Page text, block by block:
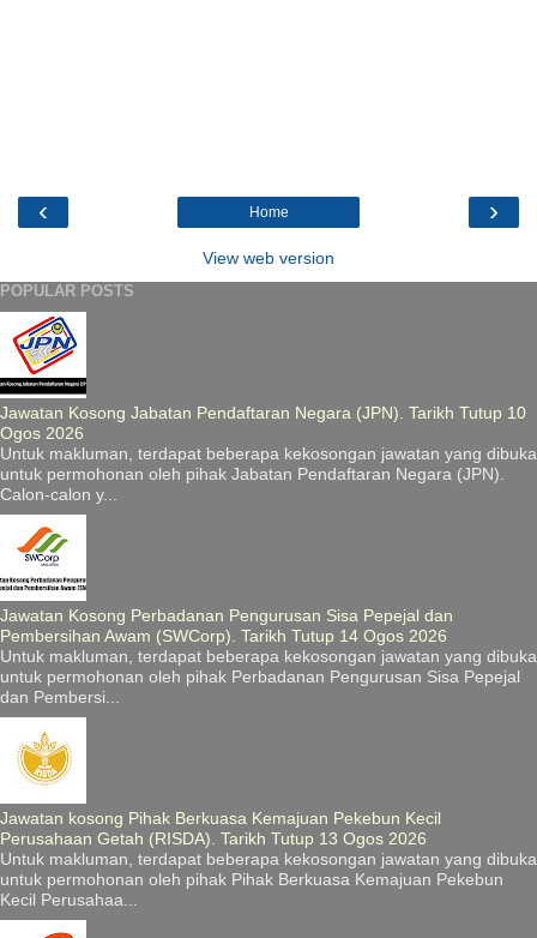
‹ ›
Home
View web version
POPULAR POSTS
Jawatan Kosong Jabatan Pendaftaran Negara (JPN). Tarikh Tutup 10
Ogos 2026
Untuk makluman, terdapat beberapa kekosongan jawatan yang dibuka
untuk permohonan oleh pihak Jabatan Pendaftaran Negara (JPN).
Calon-calon y...
Jawatan Kosong Perbadanan Pengurusan Sisa Pepejal dan
Pembersihan Awam (SWCorp). Tarikh Tutup 14 Ogos 2026
Untuk makluman, terdapat beberapa kekosongan jawatan yang dibuka
untuk permohonan oleh pihak Perbadanan Pengurusan Sisa Pepejal
dan Pembersi...
Jawatan kosong Pihak Berkuasa Kemajuan Pekebun Kecil
Perusahaan Getah (RISDA). Tarikh Tutup 13 Ogos 2026
Untuk makluman, terdapat beberapa kekosongan jawatan yang dibuka
untuk permohonan oleh pihak Pihak Berkuasa Kemajuan Pekebun
Kecil Perusahaa...